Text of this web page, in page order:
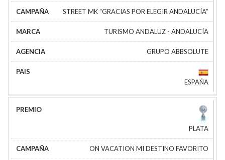
STREET MK “GRACIAS POR ELEGIR ANDALUCÍA”
TURISMO ANDALUZ - ANDALUCÍA
GRUPO ABBSOLUTE
ESPAÑA
PLATA
ON VACATION MI DESTINO FAVORITO